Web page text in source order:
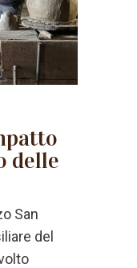
delle
San
del